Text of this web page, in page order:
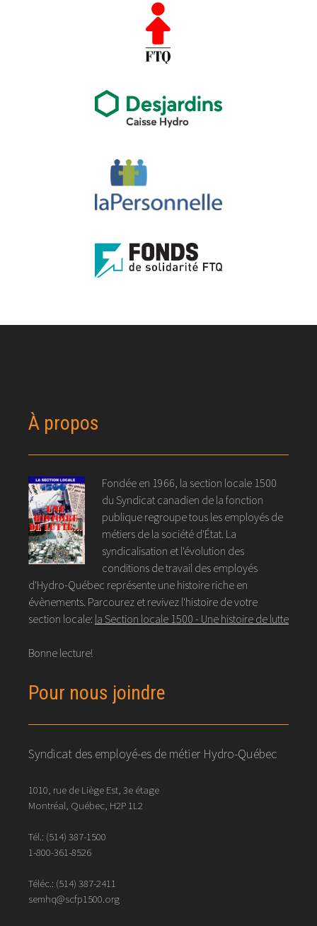
À propos
Fondée en 1966, la section locale 1500
du Syndicat canadien de la fonction
publique regroupe tous les employés de
métiers de la société d'État. La
syndicalisation et l'évolution des
conditions de travail des employés
d'Hydro-Québec représente une histoire riche en
évènements. Parcourez et revivez l'histoire de votre
section locale: la Section locale 1500 - Une histoire de lutte
Bonne lecture!
Pour nous joindre
Syndicat des employé-es de métier Hydro-Québec
1010, rue de Liège Est, 3e étage
Montréal, Québec, H2P 1L2
Tél.: (514) 387-1500
1-800-361-8526
Téléc.: (514) 387-2411
semhq@scfp1500.org